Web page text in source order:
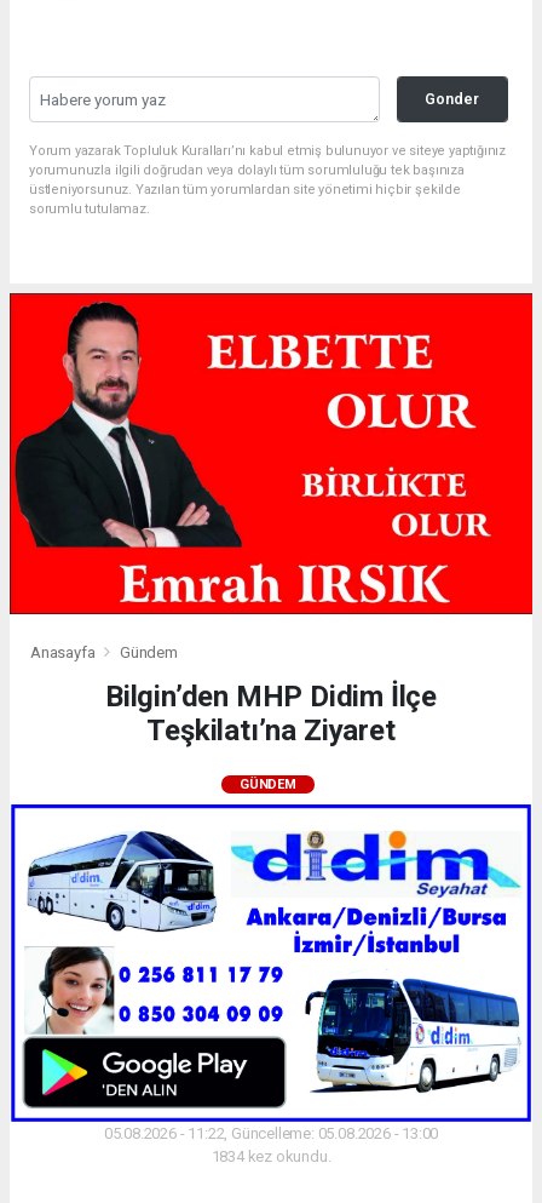
Gonder
Yorum yazarak Topluluk Kuralları’nı kabul etmiş bulunuyor ve siteye yaptığınız
yorumunuzla ilgili doğrudan veya dolaylı tüm sorumluluğu tek başınıza
üstleniyorsunuz. Yazılan tüm yorumlardan site yönetimi hiçbir şekilde
sorumlu tutulamaz.
Anasayfa Gündem
Bilgin’den MHP Didim İlçe
Teşkilatı’na Ziyaret
GÜNDEM
05.08.2026 - 11:22, Güncelleme: 05.08.2026 - 13:00
1834 kez okundu.